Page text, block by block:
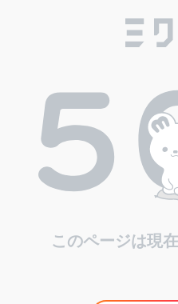
このページは現